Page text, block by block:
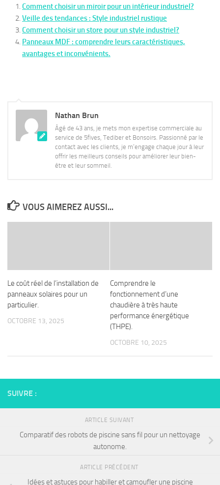
Comment choisir un miroir pour un intérieur industriel?
Veille des tendances : Style industriel rustique
Comment choisir un store pour un style industriel?
Panneaux MDF : comprendre leurs caractéristiques,
avantages et inconvénients.
Nathan Brun
Âgé de 43 ans, je mets mon expertise commerciale au
service de 5fives, Tediber et Bonsoirs. Passionné par le
contact avec les clients, je m’engage chaque jour à leur
offrir les meilleurs conseils pour améliorer leur bien-
être et leur sommeil.
VOUS AIMEREZ AUSSI...
Le coût réel de l’installation de
panneaux solaires pour un
particulier.
OCTOBRE 13, 2025
Comprendre le
fonctionnement d’une
chaudière à très haute
performance énergétique
(THPE).
OCTOBRE 10, 2025
SUIVRE :
ARTICLE SUIVANT
Comparatif des robots de piscine sans fil pour un nettoyage
autonome.
ARTICLE PRÉCÉDENT
Idées et astuces pour habiller et camoufler une piscine